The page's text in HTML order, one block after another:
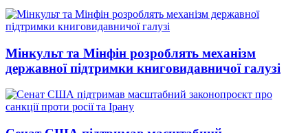
Мінкульт та Мінфін розроблять механізм
державної підтримки книговидавничої галузі